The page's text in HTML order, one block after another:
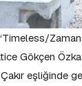
Gökçen
eşliğinde